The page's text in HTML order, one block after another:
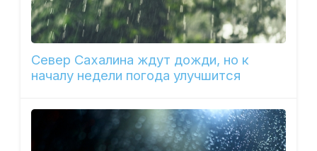
Север Сахалина ждут дожди, но к
началу недели погода улучшится